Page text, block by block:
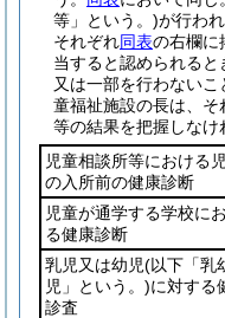
等」という。)が行わ
それぞれ同表の右欄に
当すると認められる
又は一部を行わないこ
童福祉施設の長は、そ
等の結果を把握しなけ
児童相談所等における
の入所前の健康診断
児童が通学する学校に
る健康診断
乳児又は幼児(以下「乳
児」という。)に対する
診査